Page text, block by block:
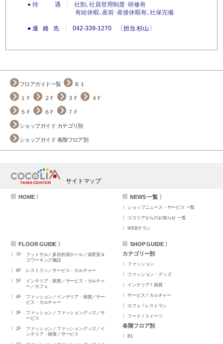
● 待 遇 : 社割､社員登用制度･研修有
有給休暇､産前･産後休暇有､社保完備
● 連 絡 先 : 042-339-1270 〔担当:杉山〕
フロアガイド一覧 Ｂ１
１Ｆ ２Ｆ ３Ｆ ４Ｆ
５Ｆ ６Ｆ ７Ｆ
ショップガイド カテゴリ別
ショップガイド 各階フロア別
サイトマップ
HOME 〉 NEWS 一覧 〉
ショップニュース・サービス 一覧
ココリアからのお知らせ 一覧
WEBチラシ
FLOOR GUIDE 〉
7F
フットサル／多目的貸ホール／保育室＆
コワーキング施設
6F レストラン／サービス・カルチャー
5F
インテリア・雑貨／サービス・カルチャ
ー／カフェ
4F
ファッション／インテリア・雑貨／サー
ビス・カルチャー
3F
ファッション／ファッショングッズ／サ
ービス
2F
ファッション／ファッショングッズ／イ
ンテリア・雑貨／サービス
SHOP GUIDE 〉
カテゴリー別
ファッション
ファッション・グッズ
インテリア / 雑貨
サービス / カルチャー
カフェ / レストラン
フード / スイーツ
各階フロア別
B1